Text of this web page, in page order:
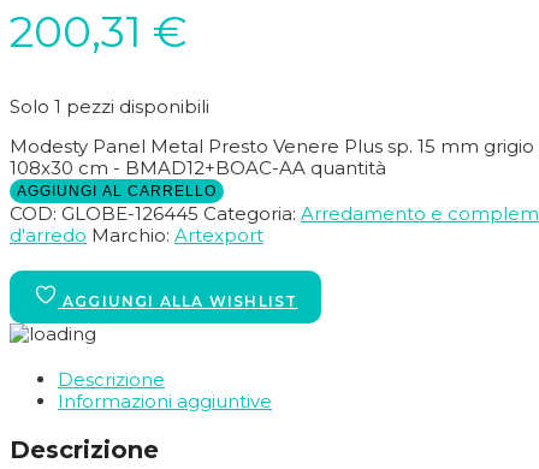
200,31 €
Solo 1 pezzi disponibili
Modesty Panel Metal Presto Venere Plus sp. 15 mm
108x30 cm - BMAD12+BOAC-AA quantità
AGGIUNGI AL CARRELLO
COD: GLOBE-126445 Categoria: Arredamento e
d'arredo Marchio: Artexport
Descrizione
Informazioni aggiuntive
Descrizione